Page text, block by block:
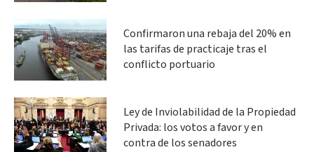
Confirmaron una rebaja del 20% en
las tarifas de practicaje tras el
conflicto portuario
Ley de Inviolabilidad de la Propiedad
Privada: los votos a favor y en
contra de los senadores